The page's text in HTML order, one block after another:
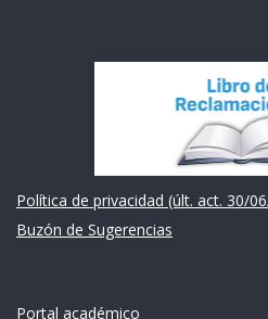
Política de privacidad (últ. act. 30/
Buzón de Sugerencias
Portal académico